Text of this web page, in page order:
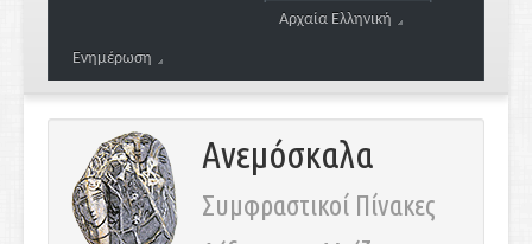
Αρχαία Ελληνική
Ενημέρωση
Ανεμόσκαλα
Συμφραστικοί Πίνακες